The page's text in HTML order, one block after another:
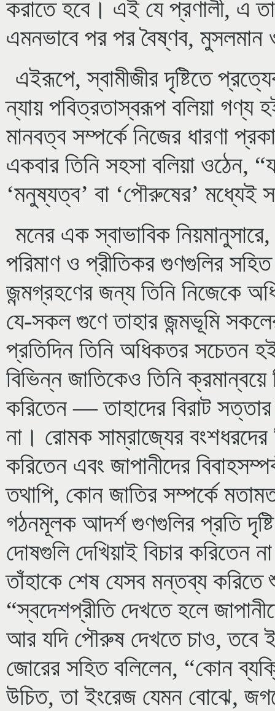
করাতে হবে। এই যে প্রণালী, এ
এমনভাবে পর পর বৈষ্ণব, মুসলমান
এইরূপে, স্বামীজীর দৃষ্টিতে
ন্যায় পবিত্রতাস্বরূপ বলিয়া
মানবত্ব সম্পর্কে নিজের ধারণা
একবার তিনি সহসা বলিয়া ওঠেন,
‘মনুষ্যত্ব’ বা ‘পৌরুষের’ মধ্যেই
মনের এক স্বাভাবিক
পরিমাণ ও প্রীতিকর গুণগুলির
জন্মগ্রহণের জন্য তিনি নিজেকে
যে-সকল গুণে তাহার জন্মভূমি
প্রতিদিন তিনি অধিকতর সচেতন
বিভিন্ন জাতিকেও তিনি
করিতেন — তাহাদের বিরাট সত্তার
না। রোমক সাম্রাজ্যের বংশধরদের
করিতেন এবং জাপানীদের
তথাপি, কোন জাতির সম্পর্কে
গঠনমূলক আদর্শ গুণগুলির প্রতি
দোষগুলি দেখিয়াই বিচার
তাঁহাকে শেষ যেসব মন্তব্য
“স্বদেশপ্রীতি দেখতে হলে
আর যদি পৌরুষ দেখতে চাও, তবে
জোরের সহিত বলিলেন, “কোন
উচিত, তা ইংরেজ যেমন বোঝে,